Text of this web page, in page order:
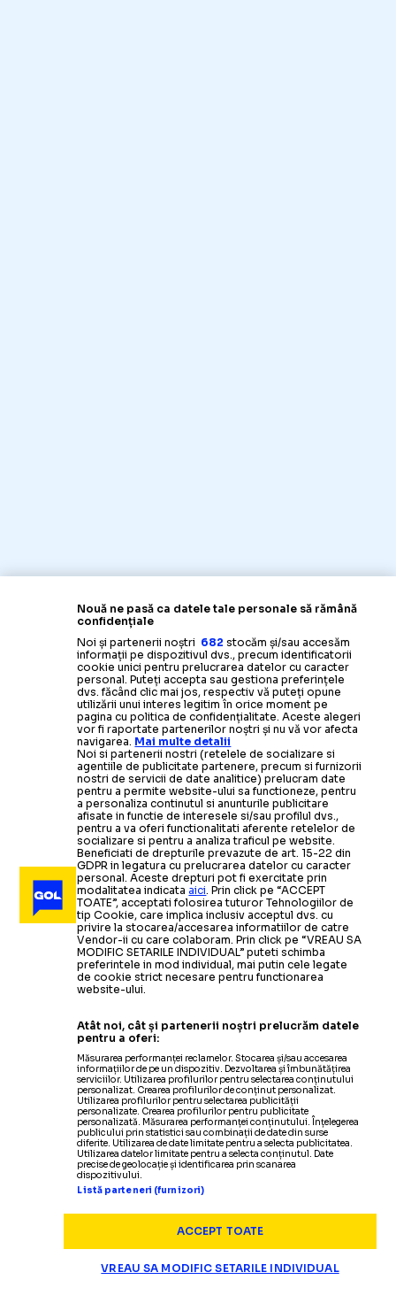
Nouă ne pasă ca datele tale personale să rămână
confidențiale
Noi și partenerii noștri 682 stocăm și/sau accesăm
informații pe dispozitivul dvs., precum identificatorii
cookie unici pentru prelucrarea datelor cu caracter
personal. Puteți accepta sau gestiona preferințele
dvs. făcând clic mai jos, respectiv vă puteți opune
utilizării unui interes legitim în orice moment pe
pagina cu politica de confidențialitate. Aceste alegeri
vor fi raportate partenerilor noștri și nu vă vor afecta
navigarea. Mai multe detalii
Noi si partenerii nostri (retelele de socializare si
agentiile de publicitate partenere, precum si furnizorii
nostri de servicii de date analitice) prelucram date
pentru a permite website-ului sa functioneze, pentru
a personaliza continutul si anunturile publicitare
afisate in functie de interesele si/sau profilul dvs.,
pentru a va oferi functionalitati aferente retelelor de
socializare si pentru a analiza traficul pe website.
Beneficiati de drepturile prevazute de art. 15-22 din
GDPR in legatura cu prelucrarea datelor cu caracter
personal. Aceste drepturi pot fi exercitate prin
modalitatea indicataaici. Prin click pe “ACCEPT
TOATE”, acceptati folosirea tuturor Tehnologiilor de
tip Cookie, care implica inclusiv acceptul dvs. cu
privire la stocarea/accesarea informatiilor de catre
Vendor-ii cu care colaboram. Prin click pe “VREAU SA
MODIFIC SETARILE INDIVIDUAL” puteti schimba
preferintele in mod individual, mai putin cele legate
de cookie strict necesare pentru functionarea
website-ului.
Atât noi, cât și partenerii noștri prelucrăm datele
pentru a oferi:
Măsurarea performanței reclamelor. Stocarea și/sau accesarea
informațiilor de pe un dispozitiv. Dezvoltarea și îmbunătățirea
serviciilor. Utilizarea profilurilor pentru selectarea conținutului
personalizat. Crearea profilurilor de conținut personalizat.
Utilizarea profilurilor pentru selectarea publicității
personalizate. Crearea profilurilor pentru publicitate
personalizată. Măsurarea performanței conținutului. Înțelegerea
publicului prin statistici sau combinații de date din surse
diferite. Utilizarea de date limitate pentru a selecta publicitatea.
Utilizarea datelor limitate pentru a selecta conținutul. Date
precise de geolocație și identificarea prin scanarea
dispozitivului.
Listă parteneri (furnizori)
ACCEPT TOATE
VREAU SA MODIFIC SETARILE INDIVIDUAL